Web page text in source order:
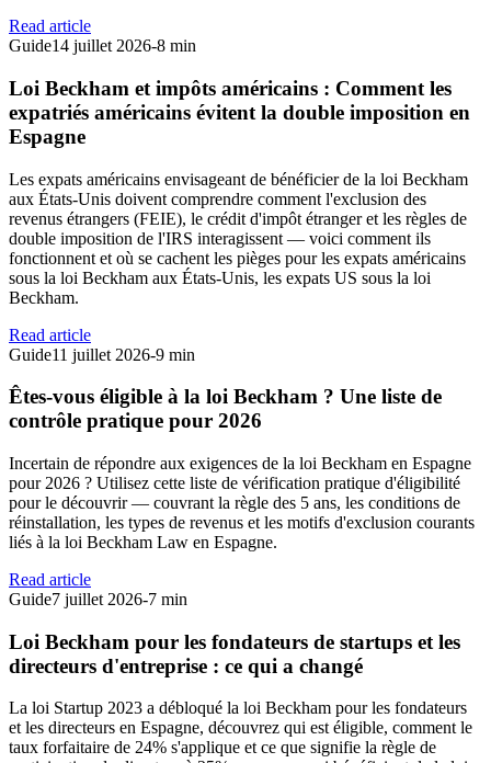
Read article
Guide14 juillet 2026-8 min
Loi Beckham et impôts américains : Comment les
expatriés américains évitent la double imposition en
Espagne
Les expats américains envisageant de bénéficier de la loi Beckham
aux États-Unis doivent comprendre comment l'exclusion des
revenus étrangers (FEIE), le crédit d'impôt étranger et les règles de
double imposition de l'IRS interagissent — voici comment ils
fonctionnent et où se cachent les pièges pour les expats américains
sous la loi Beckham aux États-Unis, les expats US sous la loi
Beckham.
Read article
Guide11 juillet 2026-9 min
Êtes-vous éligible à la loi Beckham ? Une liste de
contrôle pratique pour 2026
Incertain de répondre aux exigences de la loi Beckham en Espagne
pour 2026 ? Utilisez cette liste de vérification pratique d'éligibilité
pour le découvrir — couvrant la règle des 5 ans, les conditions de
réinstallation, les types de revenus et les motifs d'exclusion courants
liés à la loi Beckham Law en Espagne.
Read article
Guide7 juillet 2026-7 min
Loi Beckham pour les fondateurs de startups et les
directeurs d'entreprise : ce qui a changé
La loi Startup 2023 a débloqué la loi Beckham pour les fondateurs
et les directeurs en Espagne, découvrez qui est éligible, comment le
taux forfaitaire de 24% s'applique et ce que signifie la règle de